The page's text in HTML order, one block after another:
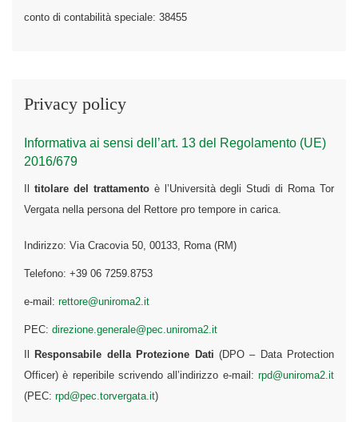
conto di contabilità speciale: 38455
Privacy policy
Informativa ai sensi dell’art. 13 del Regolamento (UE)
2016/679
titolare del trattamentoè l’Università degli Studi di Roma Tor
Vergata nella persona del Rettore pro tempore in carica.
Indirizzo: Via Cracovia 50, 00133, Roma (RM)
Telefono: +39 06 7259.8753
e-mail: rettore@uniroma2.it
PEC: direzione.generale@pec.uniroma2.it
Responsabile della Protezione Dati (DPO – Data Protection
Officer) è reperibile scrivendo all’indirizzo e-mail: rpd@uniroma2.it
(PEC: rpd@pec.torvergata.it)